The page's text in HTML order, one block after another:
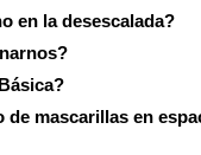
en la desescalada?
de mascarillas en